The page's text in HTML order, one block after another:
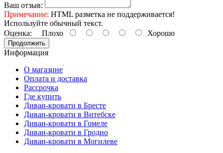
Ваш отзыв:
Примечание: HTML разметка не поддерживается!
Используйте обычный текст.
Оценка: Плохо Хорошо
Продолжить
Информация
О магазине
Оплата и доставка
Рассрочка
Где купить
Диван-кровати в Бресте
Диван-кровати в Витебске
Диван-кровати в Гомеле
Диван-кровати в Гродно
Диван-кровати в Могилеве